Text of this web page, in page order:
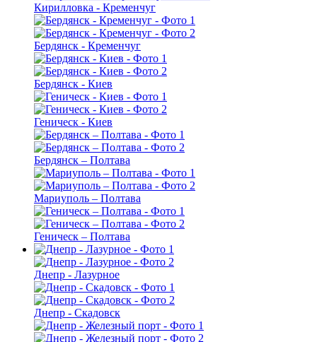
Кирилловка - Кременчуг
Бердянск - Кременчуг
Бердянск - Киев
Геническ - Киев
Бердянск – Полтава
Мариуполь – Полтава
Геническ – Полтава
Днепр - Лазурное
Днепр - Скадовск